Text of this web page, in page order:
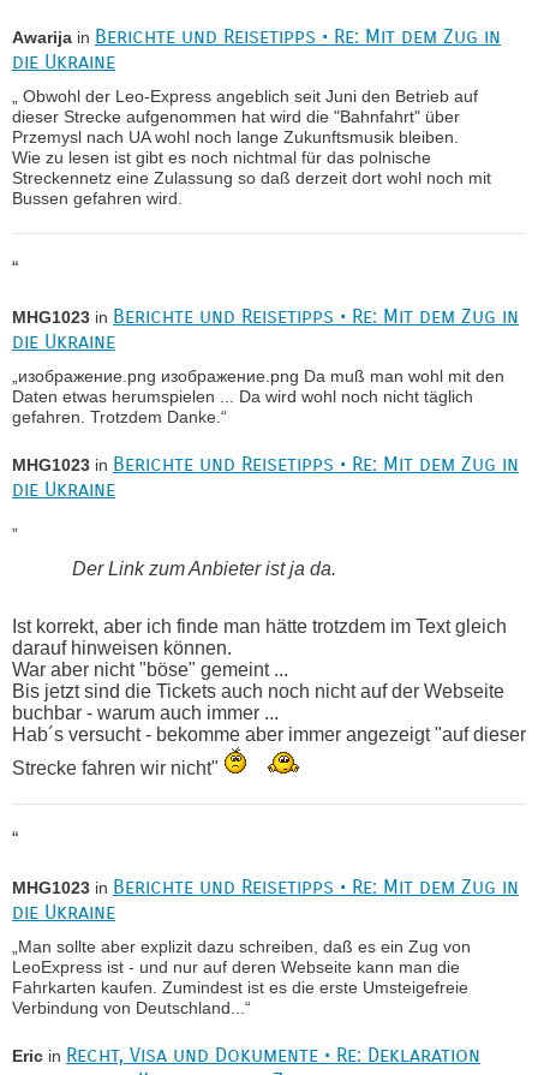
Awarija in Berichte und Reisetipps • Re: Mit dem Zug in
die Ukraine
„ Obwohl der Leo-Express angeblich seit Juni den Betrieb auf
dieser Strecke aufgenommen hat wird die "Bahnfahrt" über
Przemysl nach UA wohl noch lange Zukunftsmusik bleiben.
Wie zu lesen ist gibt es noch nichtmal für das polnische
Streckennetz eine Zulassung so daß derzeit dort wohl noch mit
Bussen gefahren wird.
“
MHG1023 in Berichte und Reisetipps • Re: Mit dem Zug in
die Ukraine
„изображение.png изображение.png Da muß man wohl mit den
Daten etwas herumspielen ... Da wird wohl noch nicht täglich
gefahren. Trotzdem Danke.“
MHG1023 in Berichte und Reisetipps • Re: Mit dem Zug in
die Ukraine
Der Link zum Anbieter ist ja da.
Ist korrekt, aber ich finde man hätte trotzdem im Text gleich
darauf hinweisen können.
War aber nicht "böse" gemeint ...
Bis jetzt sind die Tickets auch noch nicht auf der Webseite
buchbar - warum auch immer ...
Hab´s versucht - bekomme aber immer angezeigt "auf dieser
Strecke fahren wir nicht"
“
MHG1023 in Berichte und Reisetipps • Re: Mit dem Zug in
die Ukraine
„Man sollte aber explizit dazu schreiben, daß es ein Zug von
LeoExpress ist - und nur auf deren Webseite kann man die
Fahrkarten kaufen. Zumindest ist es die erste Umsteigefreie
Verbindung von Deutschland...“
Eric in Recht, Visa und Dokumente • Re: Deklaration